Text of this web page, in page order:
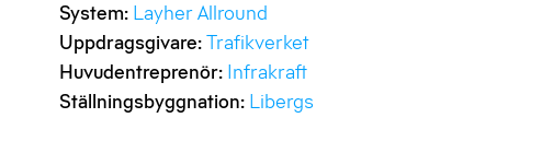
System: Layher Allround
Uppdragsgivare:Trafikverket
Huvudentreprenör: Infrakraft
Ställningsbyggnation: Libergs